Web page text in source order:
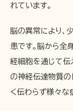
れています。
脳の異常により、
患です。脳から全
経細胞を通じて伝
の神経伝達物質の
く伝わらず様々な